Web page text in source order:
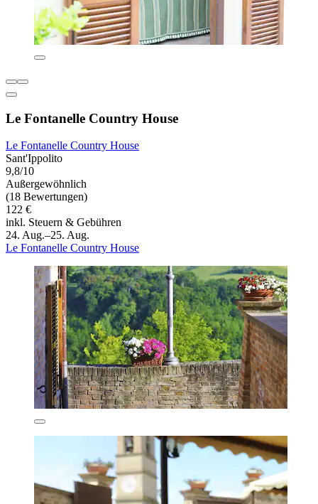
Le Fontanelle Country House
Le Fontanelle Country House
Sant'Ippolito
9,8/10
Außergewöhnlich
(18 Bewertungen)
122 €
inkl. Steuern & Gebühren
24. Aug.–25. Aug.
Le Fontanelle Country House